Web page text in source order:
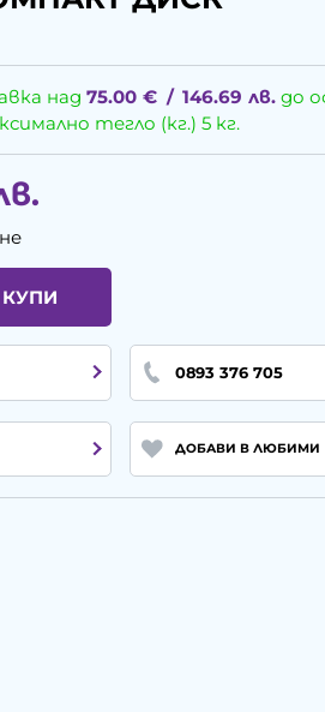
над75.00 € / 146.69 лв. до
тегло (кг.) 5 кг.
КУПИ
0893 376 705
ДОБАВИ В ЛЮБИМИ